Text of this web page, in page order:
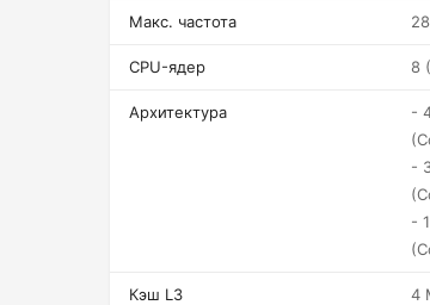
Макс. частота
CPU-ядер 8
Архитектура
-
-
-
Кэш L3 4